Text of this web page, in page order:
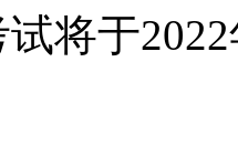
将于